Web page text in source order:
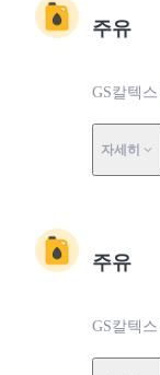
주유
GS칼텍
자세히
주유
GS칼텍